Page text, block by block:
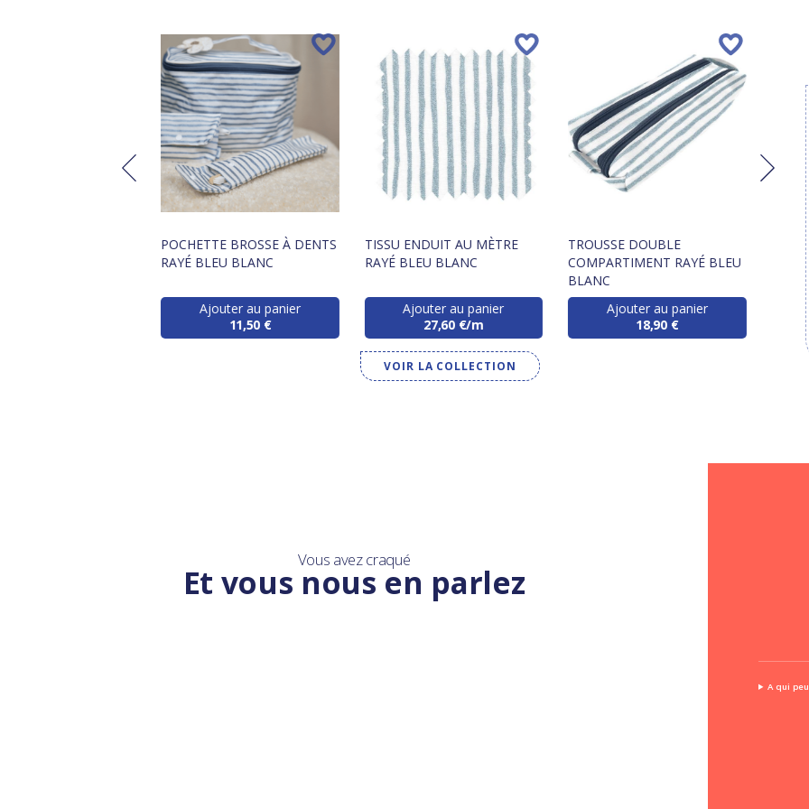
POCHETTE BROSSE À DENTS
RAYÉ BLEU BLANC
Ajouter au panier
11,50 €
TISSU ENDUIT AU MÈTRE
RAYÉ BLEU BLANC
Ajouter au panier
27,60 €/m
TROUSSE DOUBLE
COMPARTIMENT RAYÉ BLEU
BLANC
Ajouter au panier
18,90 €
VOIR LA COLLECTION
Vous avez craqué
Et vous nous en parlez
A qui